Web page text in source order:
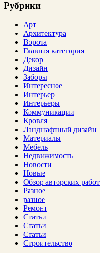
Рубрики
Арт
Архитектура
Ворота
Главная категория
Декор
Дизайн
Заборы
Интересное
Интерьер
Интерьеры
Коммуникации
Кровля
Ландшафтный дизайн
Материалы
Мебель
Недвижимость
Новости
Новые
Обзор авторских работ
Разное
разное
Ремонт
Статьи
Статьи
Статьи
Строительство